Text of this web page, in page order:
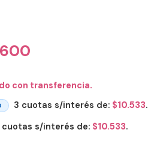
con transferencia.
3 cuotas s/interés de: $10.533.
cuotas s/interés de: $10.533.